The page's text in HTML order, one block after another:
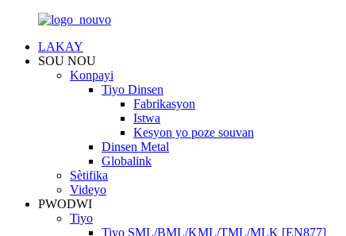
LAKAY
SOU NOU
Konpayi
Tiyo Dinsen
Fabrikasyon
Istwa
Kesyon yo poze souvan
Dinsen Metal
Globalink
Sètifika
Videyo
PWODWI
Tiyo
Tiyo SML/BML/KML/TML/MLK [EN877]